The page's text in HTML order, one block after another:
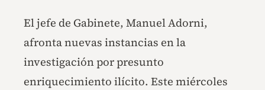
El jefe de Gabinete, Manuel Adorni,
afronta nuevas instancias en la
investigación por presunto
enriquecimiento ilícito. Este miércoles